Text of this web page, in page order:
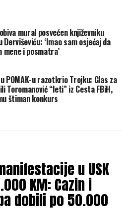
više od milion KM na nivou
Amidžić.
i nepopularne odluke od kojih
glasova.
potezom stavljeno pred svršen
plati. To ne znači da sam
minimalca. Ono što sigurno
rješenje za subvencioniranje
Share
mural posvećen književniku
Derviševiću: ‘Imao sam osjećaj da
mene i posmatra’
POMAK-u razotkrio Trojku: Glas za
Toromanović “leti” iz Cesta FBiH,
štiman konkurs
u USK
KM: Cazin i
dobili po 50.000